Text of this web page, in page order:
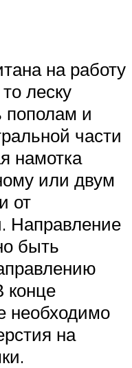
на работу
леску
пополам и
части
намотка
или двум
от
Направление
быть
конце
необходимо
на